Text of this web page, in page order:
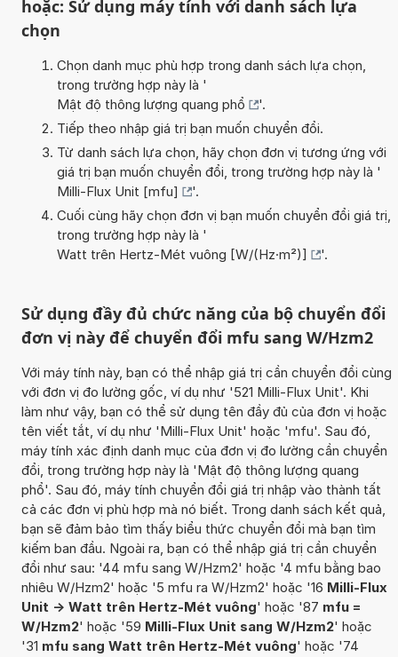
hoặc: Sử dụng máy tính với danh sách lựa
chọn
Chọn danh mục phù hợp trong danh sách lựa chọn,
trong trường hợp này là '
Mật độ thông lượng quang phổ
'.
Tiếp theo nhập giá trị bạn muốn chuyển đổi.
Từ danh sách lựa chọn, hãy chọn đơn vị tương ứng với
giá trị bạn muốn chuyển đổi, trong trường hợp này là '
Milli-Flux Unit [mfu]
'.
Cuối cùng hãy chọn đơn vị bạn muốn chuyển đổi giá trị,
trong trường hợp này là '
Watt trên Hertz-Mét vuông [W/(Hz·m²)]
'.
Sử dụng đầy đủ chức năng của bộ chuyển đổi
đơn vị này để chuyển đổi mfu sang W/Hzm2
Với máy tính này, bạn có thể nhập giá trị cần chuyển đổi cùng
với đơn vị đo lường gốc, ví dụ như '521 Milli-Flux Unit'. Khi
làm như vậy, bạn có thể sử dụng tên đầy đủ của đơn vị hoặc
tên viết tắt, ví dụ như 'Milli-Flux Unit' hoặc 'mfu'. Sau đó,
máy tính xác định danh mục của đơn vị đo lường cần chuyển
đổi, trong trường hợp này là 'Mật độ thông lượng quang
phổ'. Sau đó, máy tính chuyển đổi giá trị nhập vào thành tất
cả các đơn vị phù hợp mà nó biết. Trong danh sách kết quả,
bạn sẽ đảm bảo tìm thấy biểu thức chuyển đổi mà bạn tìm
kiếm ban đầu. Ngoài ra, bạn có thể nhập giá trị cần chuyển
đổi như sau: '44 mfu sang W/Hzm2' hoặc '4 mfu bằng bao
nhiêu W/Hzm2' hoặc '5 mfu ra W/Hzm2' hoặc '16 Milli-Flux
Unit -> Watt trên Hertz-Mét vuông' hoặc '87 mfu =
W/Hzm2' hoặc '59 Milli-Flux Unit sang W/Hzm2' hoặc
'31 mfu sang Watt trên Hertz-Mét vuông' hoặc '74